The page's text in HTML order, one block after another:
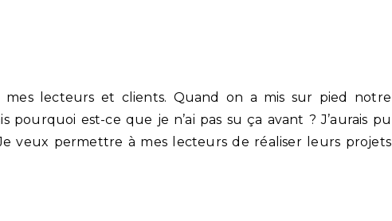
mes lecteurs et clients. Quand on a mis sur pied notre
pourquoi est-ce que je n’ai pas su ça avant ? J’aurais pu
veux permettre à mes lecteurs de réaliser leurs projets